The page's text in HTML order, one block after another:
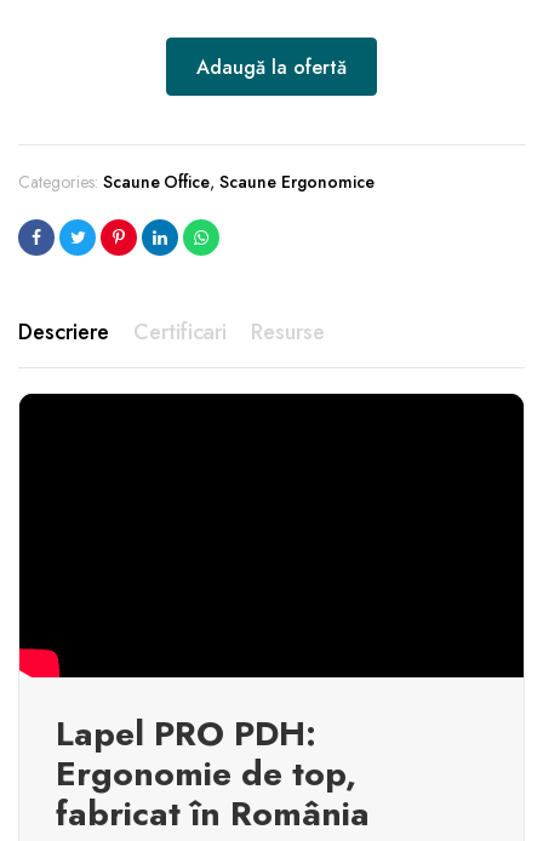
Adaugă la ofertă
Categories: Scaune Office,Scaune Ergonomice
Certificari Resurse
Descriere
Lapel PRO PDH:
Ergonomie de top,
fabricat în România